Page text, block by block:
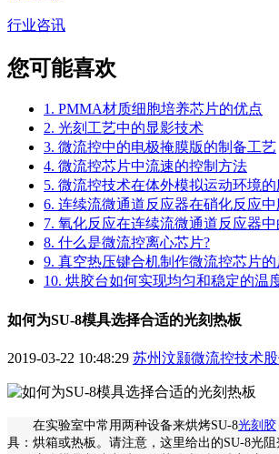
行业咨讯
您可能喜欢
1. PMMA材质细胞培养芯片的优点
2. 光刻工艺中的显影技术
3. 微流控中的电极掩膜版的制备工艺
4. 微流控芯片中流速的控制方法
5. 微流控技术在体外模拟运动环境的
6. 连续流微通道反应器在硝化反应
7. 氧化反应在连续流微通道反应器中
8. 什么是微流控离心芯片?
9. 真空热压键合机制作微流控芯片
10. 烘胶台如何实现均匀和稳定的温
如何为SU-8模具选择合适的光刻热板
2019-03-22 10:48:29 苏州汶颢微流控技术
在实验室中常用两种设备来烘烤SU-8光刻胶
具： 烘箱或热板。请注意，这里给出的SU-8光